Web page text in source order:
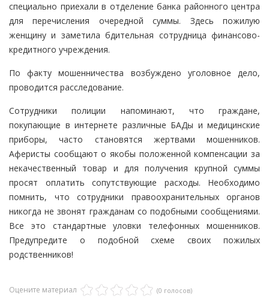
специально приехали в отделение банка районного центра
для перечисления очередной суммы. Здесь пожилую
женщину и заметила бдительная сотрудница финансово-
кредитного учреждения.
По факту мошенничества возбуждено уголовное дело,
проводится расследование.
Сотрудники полиции напоминают, что граждане,
покупающие в интернете различные БАДы и медицинские
приборы, часто становятся жертвами мошенников.
Аферисты сообщают о якобы положенной компенсации за
некачественный товар и для получения крупной суммы
просят оплатить сопутствующие расходы. Необходимо
помнить, что сотрудники правоохранительных органов
никогда не звонят гражданам со подобными сообщениями.
Все это стандартные уловки телефонных мошенников.
Предупредите о подобной схеме своих пожилых
родственников!
Оцените материал (0 голосов)